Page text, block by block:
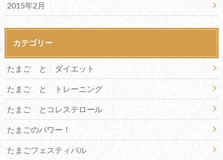
2015年2月
カテゴリー
たまご と ダイエット
たまご と トレーニング
たまご とコレステロール
たまごのパワー！
たまごフェスティバル